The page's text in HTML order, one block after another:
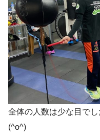
全体の人数は少な目で
(^o^)